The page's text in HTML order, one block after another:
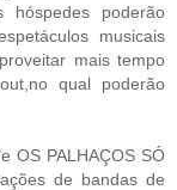
poderão
musicais
mais tempo
qual poderão
OS PALHAÇOS SÓ
de bandas de